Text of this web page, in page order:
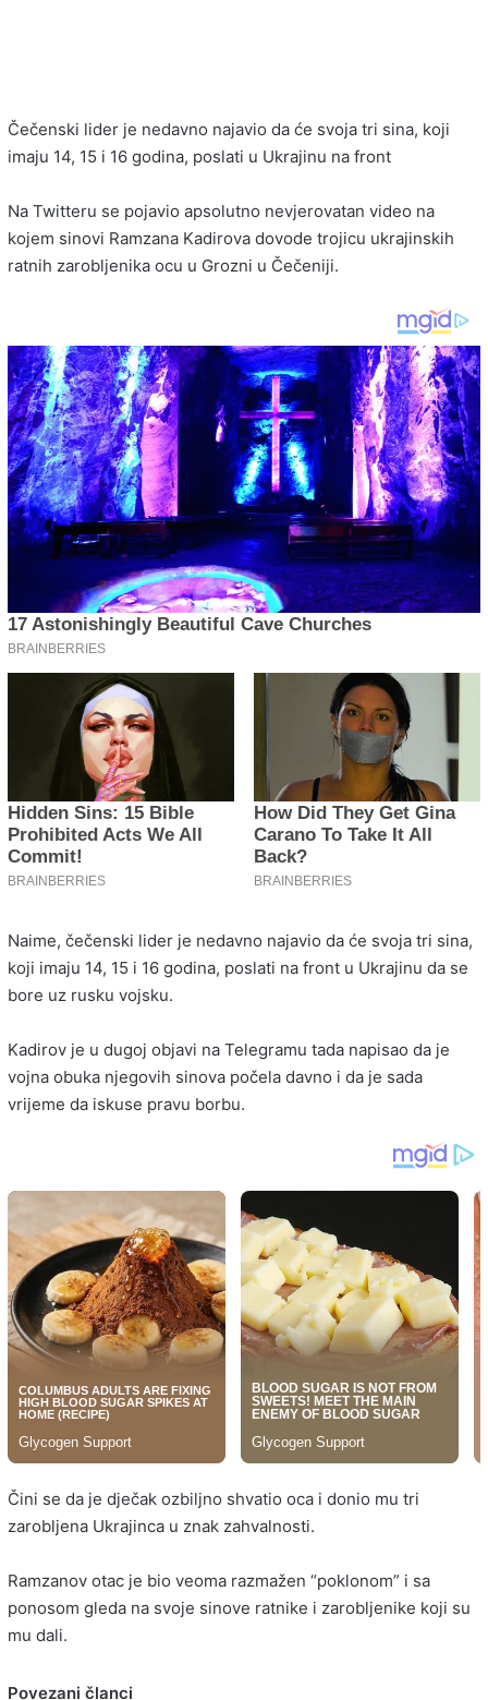
Čečenski lider je nedavno najavio da će svoja tri sina, koji
imaju 14, 15 i 16 godina, poslati u Ukrajinu na front
Na Twitteru se pojavio apsolutno nevjerovatan video na
kojem sinovi Ramzana Kadirova dovode trojicu ukrajinskih
ratnih zarobljenika ocu u Grozni u Čečeniji.
Naime, čečenski lider je nedavno najavio da će svoja tri sina,
koji imaju 14, 15 i 16 godina, poslati na front u Ukrajinu da se
bore uz rusku vojsku.
Kadirov je u dugoj objavi na Telegramu tada napisao da je
vojna obuka njegovih sinova počela davno i da je sada
vrijeme da iskuse pravu borbu.
Čini se da je dječak ozbiljno shvatio oca i donio mu tri
zarobljena Ukrajinca u znak zahvalnosti.
Ramzanov otac je bio veoma razmažen “poklonom” i sa
ponosom gleda na svoje sinove ratnike i zarobljenike koji su
mu dali.
Povezani članci